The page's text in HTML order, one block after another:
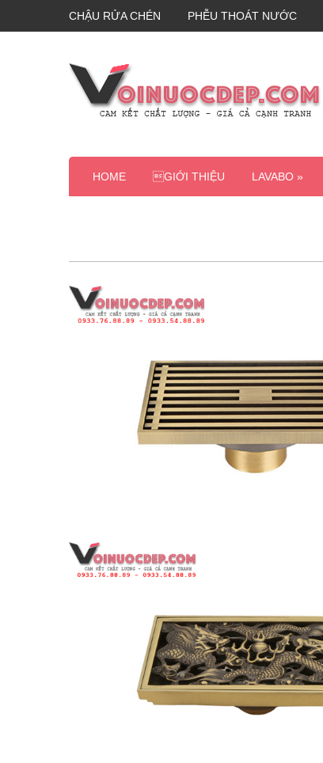
CHẬU RỬA CHÉN PHỄU THOÁT NƯỚC
HOME GIỚI THIỆU LAVABO »